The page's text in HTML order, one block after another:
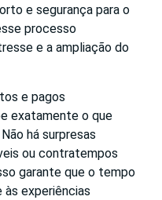
e segurança para o
processo
e a ampliação do
e pagos
exatamente o que
há surpresas
ou contratempos
garante que o tempo
experiências